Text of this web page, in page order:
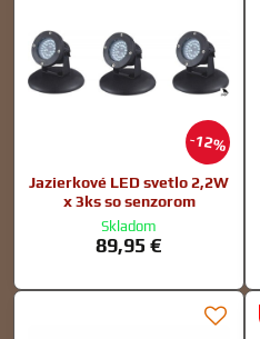
12%
Jazierkové LED svetlo 2,2W
x 3ks so senzorom
Skladom
89,95 €